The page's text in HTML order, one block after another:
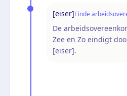
[eiser]Einde
De
Zee en Zo eindigt
[eiser].